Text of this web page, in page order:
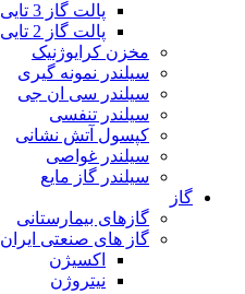
پالت گاز 3 تایی
پالت گاز 2 تایی
مخزن کرایوژنیک
سیلندر نمونه گیری
سیلندر سی ان جی
سیلندر تنفسی
کپسول آتش نشانی
سیلندر غواصی
سیلندر گاز مایع
گاز
گازهای بیمارستانی
گاز های صنعتی ایران
اکسیژن
نیتروژن